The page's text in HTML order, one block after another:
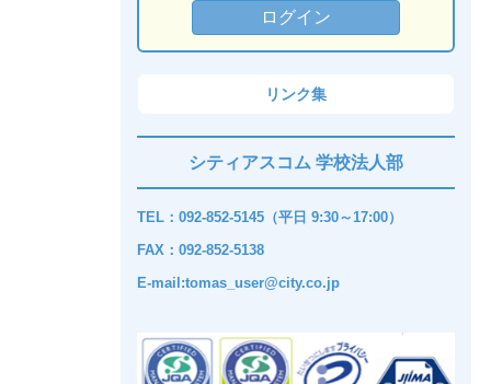
リンク集
シティアスコム 学校法人部
TEL：092-852-5145（平日 9:30～17:00）
FAX：092-852-5138
E-mail:tomas_user@city.co.jp